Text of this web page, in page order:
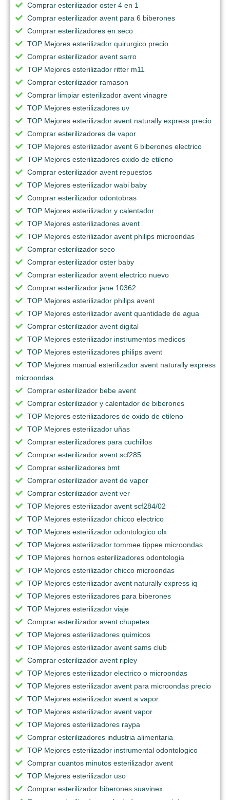
Comprar esterilizador oster 4 en 1
Comprar esterilizador avent para 6 biberones
Comprar esterilizadores en seco
TOP Mejores esterilizador quirurgico precio
Comprar esterilizador avent sarro
TOP Mejores esterilizador ritter m11
Comprar esterilizador ramason
Comprar limpiar esterilizador avent vinagre
TOP Mejores esterilizadores uv
TOP Mejores esterilizador avent naturally express precio
Comprar esterilizadores de vapor
TOP Mejores esterilizador avent 6 biberones electrico
TOP Mejores esterilizadores oxido de etileno
Comprar esterilizador avent repuestos
TOP Mejores esterilizador wabi baby
Comprar esterilizador odontobras
TOP Mejores esterilizador y calentador
TOP Mejores esterilizadores avent
TOP Mejores esterilizador avent philips microondas
Comprar esterilizador seco
Comprar esterilizador oster baby
Comprar esterilizador avent electrico nuevo
Comprar esterilizador jane 10362
TOP Mejores esterilizador philips avent
TOP Mejores esterilizador avent quantidade de agua
Comprar esterilizador avent digital
TOP Mejores esterilizador instrumentos medicos
TOP Mejores esterilizadores philips avent
TOP Mejores manual esterilizador avent naturally express
microondas
Comprar esterilizador bebe avent
Comprar esterilizador y calentador de biberones
TOP Mejores esterilizadores de oxido de etileno
TOP Mejores esterilizador uñas
Comprar esterilizadores para cuchillos
Comprar esterilizador avent scf285
Comprar esterilizadores bmt
Comprar esterilizador avent de vapor
Comprar esterilizador avent ver
TOP Mejores esterilizador avent scf284/02
TOP Mejores esterilizador chicco electrico
TOP Mejores esterilizador odontologico olx
TOP Mejores esterilizador tommee tippee microondas
TOP Mejores hornos esterilizadores odontologia
TOP Mejores esterilizador chicco microondas
TOP Mejores esterilizador avent naturally express iq
TOP Mejores esterilizadores para biberones
TOP Mejores esterilizador viaje
Comprar esterilizador avent chupetes
TOP Mejores esterilizadores quimicos
TOP Mejores esterilizador avent sams club
Comprar esterilizador avent ripley
TOP Mejores esterilizador electrico o microondas
TOP Mejores esterilizador avent para microondas precio
TOP Mejores esterilizador avent a vapor
TOP Mejores esterilizador avent vapor
TOP Mejores esterilizadores raypa
Comprar esterilizadores industria alimentaria
TOP Mejores esterilizador instrumental odontologico
Comprar cuantos minutos esterilizador avent
TOP Mejores esterilizador uso
Comprar esterilizador biberones suavinex